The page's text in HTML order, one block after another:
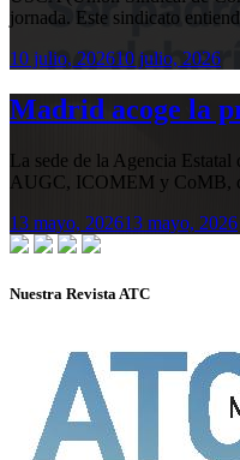
jornada. Este sindicato
10 julio, 202610 julio, 2026
Madrid acoge la
La sede de la Agencia
AUGC, ICOMEM y CoMB,
13 mayo, 202613 mayo, 2026
Nuestra Revista ATC